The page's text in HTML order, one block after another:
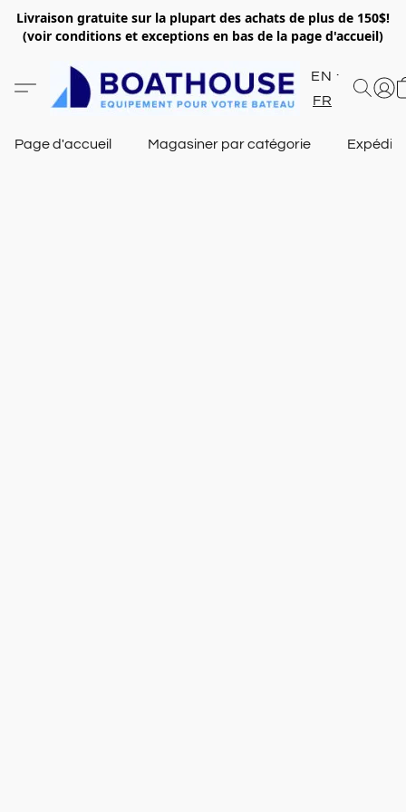
Livraison gratuite sur la plupart des achats de plus de 150$!
(voir conditions et exceptions en bas de la page d'accueil)
EN
FR
Page d'accueil Magasiner par catégorie